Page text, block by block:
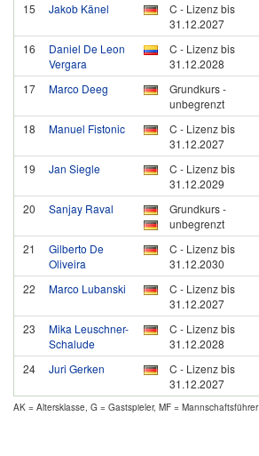
15 Jakob Känel
C - Lizenz bis
31.12.2027
16
Daniel De Leon
Vergara
C - Lizenz bis
31.12.2028
17 Marco Deeg
Grundkurs -
unbegrenzt
18 Manuel Fistonic
C - Lizenz bis
31.12.2027
19 Jan Siegle
C - Lizenz bis
31.12.2029
20 Sanjay Raval
Grundkurs -
unbegrenzt
21
Gilberto De
Oliveira
C - Lizenz bis
31.12.2030
22 Marco Lubanski
C - Lizenz bis
31.12.2027
23
Mika Leuschner-
Schalude
C - Lizenz bis
31.12.2028
24 Juri Gerken
C - Lizenz bis
31.12.2027
AK = Altersklasse, G = Gastspieler, MF = Mannschaftsführer